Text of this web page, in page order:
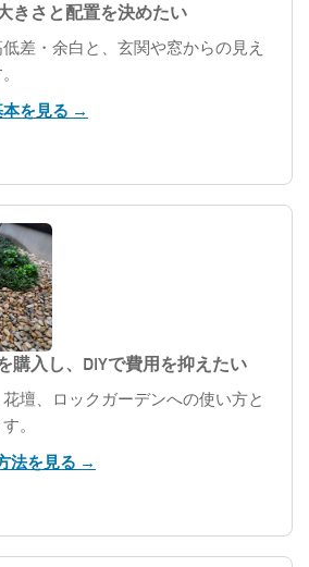
きさと配置を決めたい
差・余白と、玄関や窓からの見え
本を見る →
購入し、DIYで費用を抑えたい
壇、ロックガーデンへの使い方と
。
法を見る →